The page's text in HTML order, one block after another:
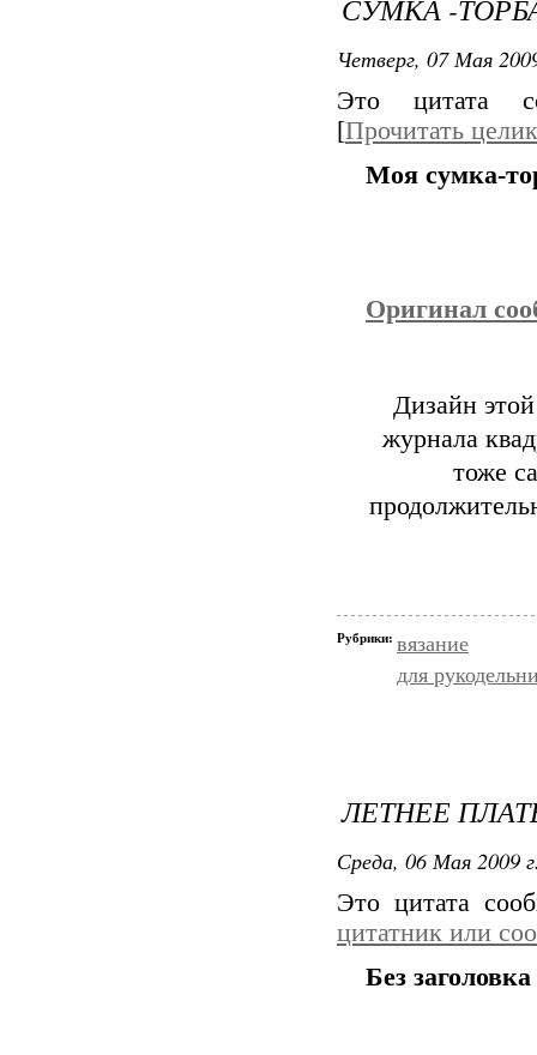
СУМКА -
Четверг, 07 Мая
Это цитата
[Прочитать
Моя сумка-
Оригинал
Дизайн
журнала
тоже
Рубрики: вязание
для
ЛЕТНЕЕ
Среда, 06 Мая 2009
Это цитата
цитатник или
Без заголовка